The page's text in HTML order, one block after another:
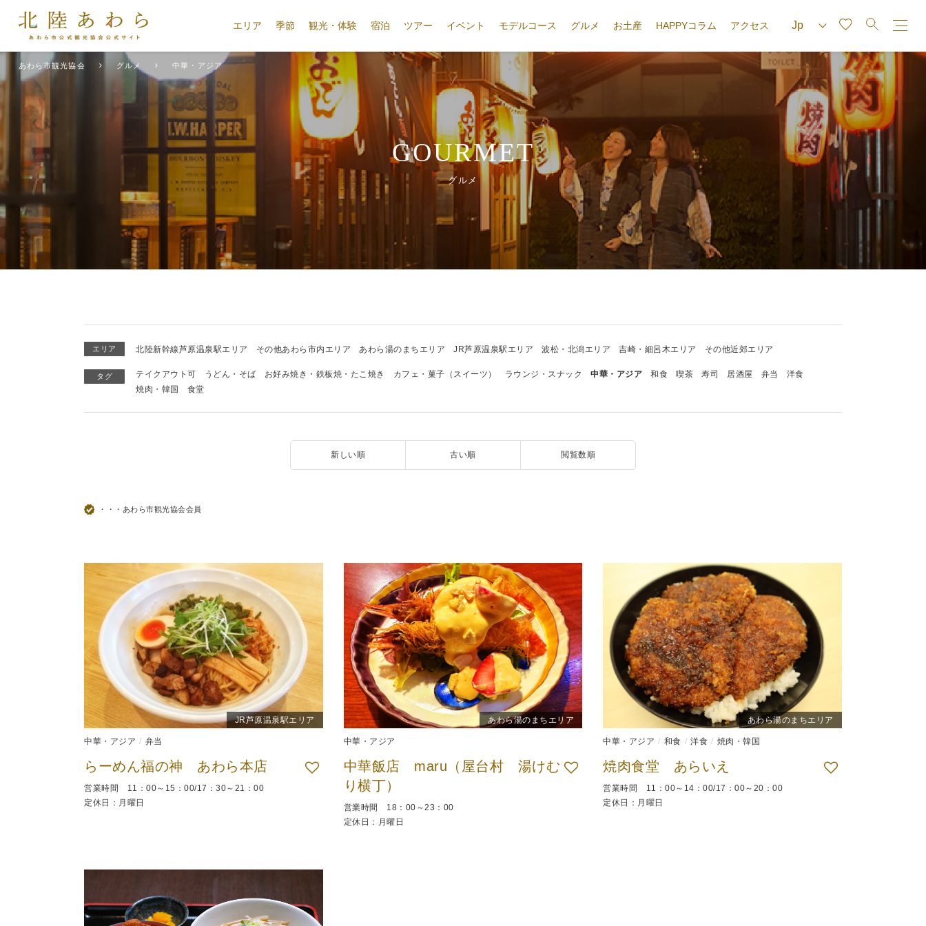
エリア 季節 観光・体験 宿泊 ツアー イベント モデルコース グルメ お土産 HAPPYコラム アクセス
あわら市観光協会 グルメ 中華・アジア
GOURMET
グルメ
エリア 北陸新幹線芦原温泉駅エリア その他あわら市内エリア あわら湯のまちエリア JR芦原温泉駅エリア 波松・北潟エリア 吉崎・細呂木エリア その他近郊エリア
タグ テイクアウト可 うどん・そば お好み焼き・鉄板焼・たこ焼き カフェ・菓子（スイーツ） ラウンジ・スナック 中華・アジア 和食 喫茶 寿司 居酒屋 弁当
洋食
焼肉・韓国
食堂
新しい順 古い順 閲覧数順
・・・あわら市観光協会会員
JR芦原温泉駅エリア
中華・アジア 弁当
らーめん福の神 あわら本店
営業時間 11：00～15：00/17：30～21：00
定休日：月曜日
あわら湯のまちエリア
中華・アジア
中華飯店 maru（屋台村 湯けむ
り横丁）
営業時間 18：00～23：00
定休日：月曜日
あわら湯のまちエリア
中華・アジア 和食 洋食 焼肉・韓国
焼肉食堂 あらいえ
営業時間 11：00～14：00/17：00～20：00
定休日：月曜日